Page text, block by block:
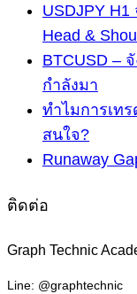
USDJPY H1
Head &
BTCUSD –
กำลังมา
ทำไมการเท
สนใจ?
Runaway
ติดต่อ
Graph Technic
Line: @graphtechnic